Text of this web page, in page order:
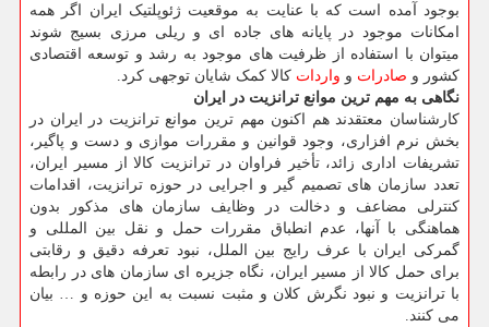
بوجود آمده است که با عنایت به موقعیت ژئوپلتیک ایران اگر همه
امکانات موجود در پایانه های جاده ای و ریلی مرزی بسیج شوند
میتوان با استفاده از ظرفیت های موجود به رشد و توسعه اقتصادی
کشور و صادرات و واردات کالا کمک شایان توجهی کرد.
نگاهی به مهم ترین موانع ترانزیت در ایران
کارشناسان معتقدند هم اکنون مهم ترین موانع ترانزیت در ایران در
بخش نرم افزاری، وجود قوانین و مقررات موازی و دست و پاگیر،
تشریفات اداری زائد، تأخیر فراوان در ترانزیت کالا از مسیر ایران،
تعدد سازمان های تصمیم گیر و اجرایی در حوزه ترانزیت، اقدامات
کنترلی مضاعف و دخالت در وظایف سازمان های مذکور بدون
هماهنگی با آنها، عدم انطباق مقررات حمل و نقل بین المللی و
گمرکی ایران با عرف رایج بین الملل، نبود تعرفه دقیق و رقابتی
برای حمل کالا از مسیر ایران، نگاه جزیره ای سازمان های در رابطه
با ترانزیت و نبود نگرش کلان و مثبت نسبت به این حوزه و … بیان
می کنند.